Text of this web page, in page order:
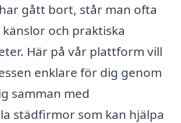
gått bort, står man ofta
och praktiska
Här på vår plattform vill
enklare för dig genom
samman med
städfirmor som kan hjälpa